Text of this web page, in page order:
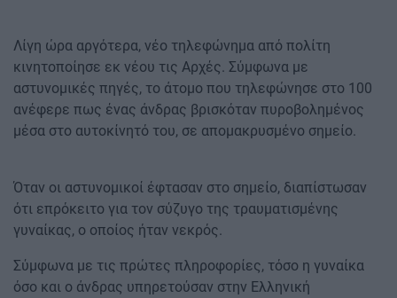
Λίγη ώρα αργότερα, νέο τηλεφώνημα από πολίτη
κινητοποίησε εκ νέου τις Αρχές. Σύμφωνα με
αστυνομικές πηγές, το άτομο που τηλεφώνησε στο 100
ανέφερε πως ένας άνδρας βρισκόταν πυροβολημένος
μέσα στο αυτοκίνητό του, σε απομακρυσμένο σημείο.
Όταν οι αστυνομικοί έφτασαν στο σημείο, διαπίστωσαν
ότι επρόκειτο για τον σύζυγο της τραυματισμένης
γυναίκας, ο οποίος ήταν νεκρός.
Σύμφωνα με τις πρώτες πληροφορίες, τόσο η γυναίκα
όσο και ο άνδρας υπηρετούσαν στην Ελληνική